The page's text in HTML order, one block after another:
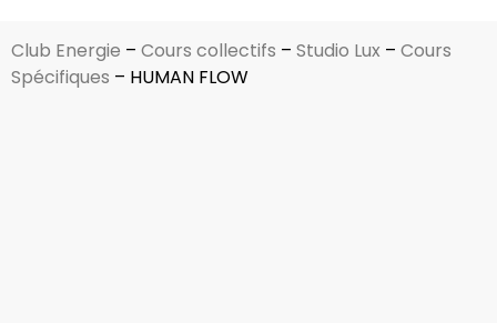
Club Energie – Cours collectifs – Studio Lux – Cours
Spécifiques – HUMAN FLOW